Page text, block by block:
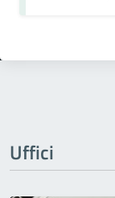
Uffici